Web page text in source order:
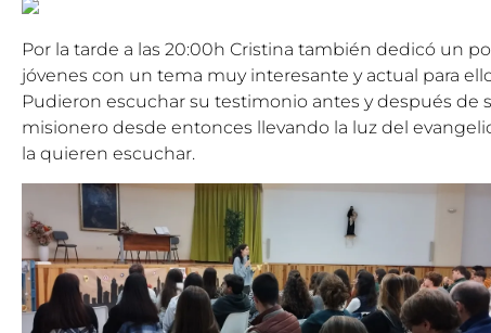
Por la tarde a las 20:00h Cristina también dedicó un
jóvenes con un tema muy interesante y actual para
Pudieron escuchar su testimonio antes y después de
misionero desde entonces llevando la luz del
la quieren escuchar.